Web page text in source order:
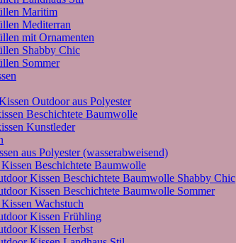
Maritim
Mediterran
mit Ornamenten
Shabby Chic
Sommer
Outdoor aus Polyester
Beschichtete Baumwolle
Kunstleder
aus Polyester (wasserabweisend)
Beschichtete Baumwolle
Kissen Beschichtete Baumwolle Shabby Chic
Kissen Beschichtete Baumwolle Sommer
Wachstuch
Kissen Frühling
Kissen Herbst